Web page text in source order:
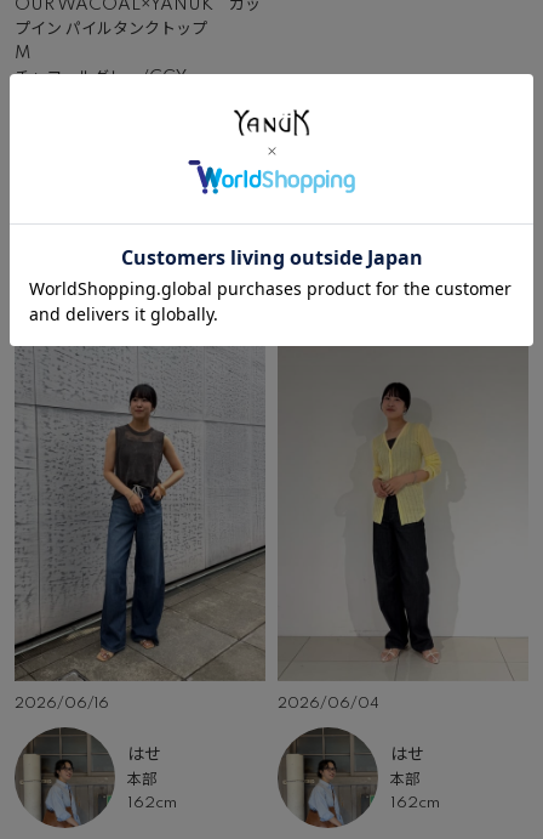
OUR WACOAL×YANUK カッ
プイン パイルタンクトップ
M
チャコールグレー/CGY
その他のコーディネート
2026/06/16
はせ
本部
162cm
2026/06/04
はせ
本部
162cm